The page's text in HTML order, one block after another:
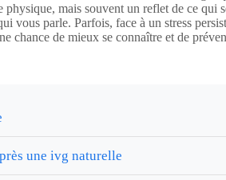
mais souvent un reflet de ce
vous parle. Parfois, face à un stress
chance de mieux se connaître et de
une ivg naturelle